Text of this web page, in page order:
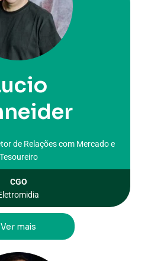
de Relações com Mercado e
Tesoureiro
CGO
Ver mais